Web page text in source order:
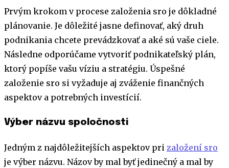
Prvým krokom v procese založenia sro je dôkladné
plánovanie. Je dôležité jasne definovať, aký druh
podnikania chcete prevádzkovať a aké sú vaše ciele.
Následne odporúčame vytvoriť podnikateľský plán,
ktorý popíše vašu víziu a stratégiu. Úspešné
založenie sro si vyžaduje aj zváženie finančných
aspektov a potrebných investícií.
Výber názvu spoločnosti
Jedným z najdôležitejších aspektov pri založení sro
je výber názvu. Názov by mal byť jedinečný a mal by